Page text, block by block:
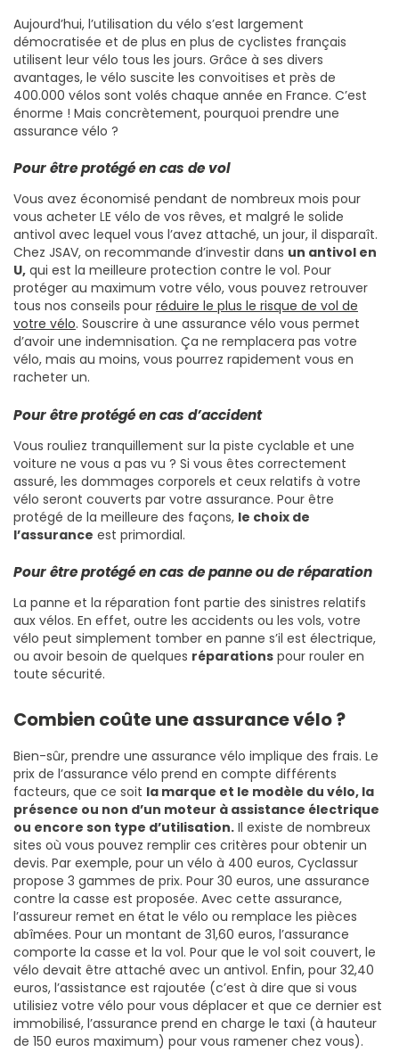
Aujourd’hui, l’utilisation du vélo s’est largement
démocratisée et de plus en plus de cyclistes français
utilisent leur vélo tous les jours. Grâce à ses divers
avantages, le vélo suscite les convoitises et près de
400.000 vélos sont volés chaque année en France. C’est
énorme ! Mais concrètement, pourquoi prendre une
assurance vélo ?
Pour être protégé en cas de vol
Vous avez économisé pendant de nombreux mois pour
vous acheter LE vélo de vos rêves, et malgré le solide
antivol avec lequel vous l’avez attaché, un jour, il disparaît.
Chez JSAV, on recommande d’investir dans un antivol en
U, qui est la meilleure protection contre le vol. Pour
protéger au maximum votre vélo, vous pouvez retrouver
tous nos conseils pour réduire le plus le risque de vol de
votre vélo. Souscrire à une assurance vélo vous permet
d’avoir une indemnisation. Ça ne remplacera pas votre
vélo, mais au moins, vous pourrez rapidement vous en
racheter un.
Pour être protégé en cas d’accident
Vous rouliez tranquillement sur la piste cyclable et une
voiture ne vous a pas vu ? Si vous êtes correctement
assuré, les dommages corporels et ceux relatifs à votre
vélo seront couverts par votre assurance. Pour être
protégé de la meilleure des façons, le choix de
l’assurance est primordial.
Pour être protégé en cas de panne ou de réparation
La panne et la réparation font partie des sinistres relatifs
aux vélos. En effet, outre les accidents ou les vols, votre
vélo peut simplement tomber en panne s’il est électrique,
ou avoir besoin de quelques réparations pour rouler en
toute sécurité.
Combien coûte une assurance vélo ?
Bien-sûr, prendre une assurance vélo implique des frais. Le
prix de l’assurance vélo prend en compte différents
facteurs, que ce soit la marque et le modèle du vélo, la
présence ou non d’un moteur à assistance électrique
ou encore son type d’utilisation. Il existe de nombreux
sites où vous pouvez remplir ces critères pour obtenir un
devis. Par exemple, pour un vélo à 400 euros, Cyclassur
propose 3 gammes de prix. Pour 30 euros, une assurance
contre la casse est proposée. Avec cette assurance,
l’assureur remet en état le vélo ou remplace les pièces
abîmées. Pour un montant de 31,60 euros, l’assurance
comporte la casse et la vol. Pour que le vol soit couvert, le
vélo devait être attaché avec un antivol. Enfin, pour 32,40
euros, l’assistance est rajoutée (c’est à dire que si vous
utilisiez votre vélo pour vous déplacer et que ce dernier est
immobilisé, l’assurance prend en charge le taxi (à hauteur
de 150 euros maximum) pour vous ramener chez vous).